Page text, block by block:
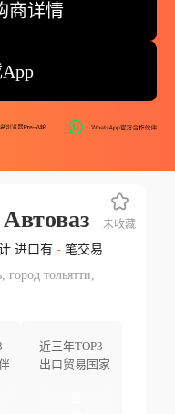
商详情
进口有 -笔交易
город тольятти,
近三年TOP3
出口贸易国家
未收藏